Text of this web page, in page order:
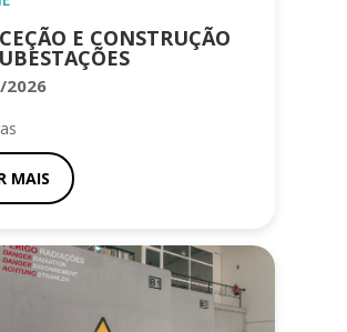
E CONSTRUÇÃO
2026
MAIS